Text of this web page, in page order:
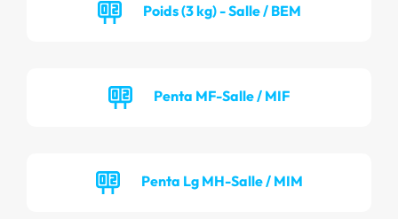
Poids (3 kg) - Salle / BEM
Penta MF-Salle / MIF
Penta Lg MH-Salle / MIM